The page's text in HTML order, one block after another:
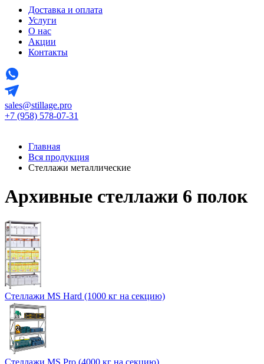
Доставка и оплата
Услуги
О нас
Акции
Контакты
sales@stillage.pro
+7 (958) 578-07-31
Главная
Вся продукция
Стеллажи металлические
Архивные стеллажи 6 полок
Стеллажи MS Hard (1000 кг на секцию)
Стеллажи MS Pro (4000 кг на секцию)